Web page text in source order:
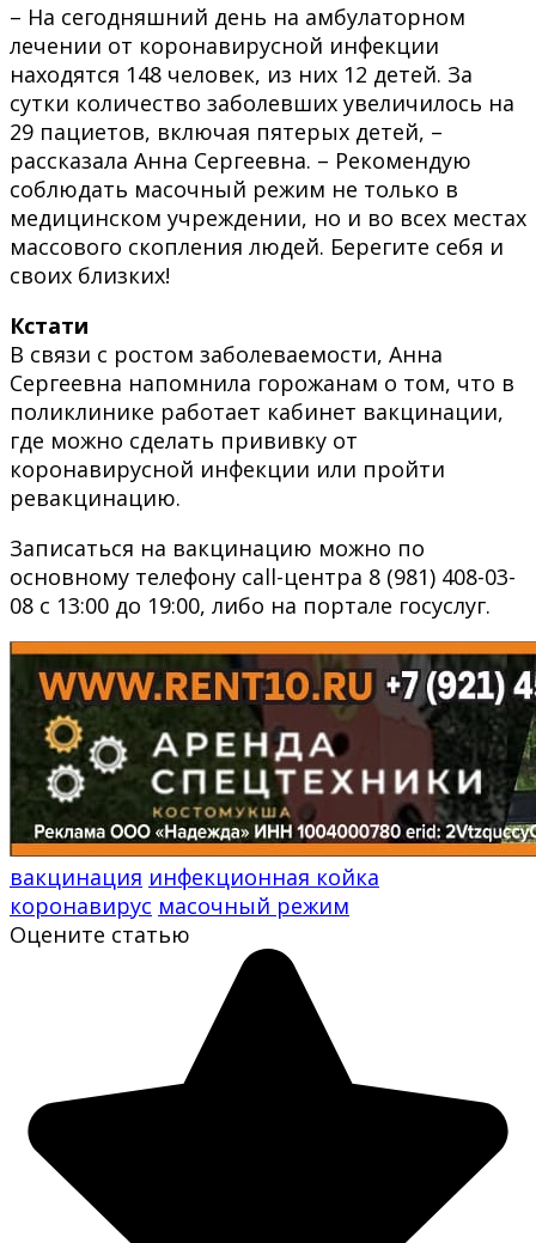
– На сегодняшний день на амбулаторном
лечении от коронавирусной инфекции
находятся 148 человек, из них 12 детей. За
сутки количество заболевших увеличилось на
29 пациетов, включая пятерых детей, –
рассказала Анна Сергеевна. – Рекомендую
соблюдать масочный режим не только в
медицинском учреждении, но и во всех местах
массового скопления людей. Берегите себя и
своих близких!
Кстати
В связи с ростом заболеваемости, Анна
Сергеевна напомнила горожанам о том, что в
поликлинике работает кабинет вакцинации,
где можно сделать прививку от
коронавирусной инфекции или пройти
ревакцинацию.
Записаться на вакцинацию можно по
основному телефону call-центра 8 (981) 408-03-
08 с 13:00 до 19:00, либо на портале госуслуг.
вакцинация инфекционная койка
коронавирус масочный режим
Оцените статью